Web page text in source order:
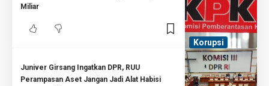
Korupsi
Miliar
Juniver Girsang Ingatkan DPR, RUU
Perampasan Aset Jangan Jadi Alat Habisi